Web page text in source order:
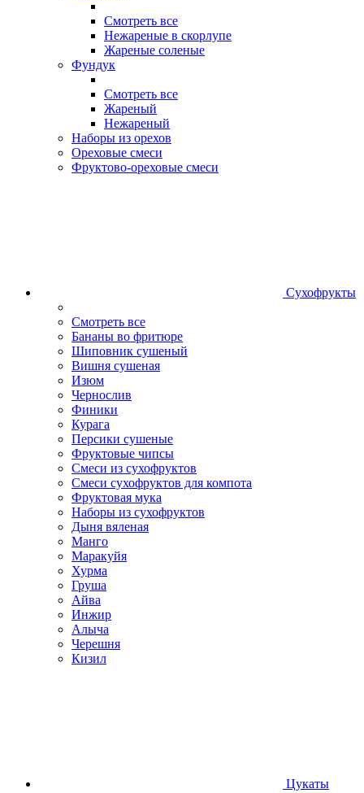
Смотреть все
Нежареные в скорлупе
Жареные соленые
Фундук
Смотреть все
Жареный
Нежареный
Наборы из орехов
Ореховые смеси
Фруктово-ореховые смеси
Сухофрукты
Смотреть все
Бананы во фритюре
Шиповник сушеный
Вишня сушеная
Изюм
Чернослив
Финики
Курага
Персики сушеные
Фруктовые чипсы
Смеси из сухофруктов
Смеси сухофруктов для компота
Фруктовая мука
Наборы из сухофруктов
Дыня вяленая
Манго
Маракуйя
Хурма
Груша
Айва
Инжир
Алыча
Черешня
Кизил
Цукаты